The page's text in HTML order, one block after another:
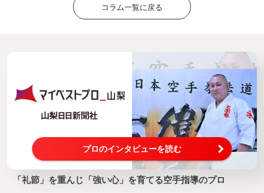
コラム一覧に戻る
プロのインタビューを読む
「礼節」を重んじ「強い心」を育てる空手指導のプロ